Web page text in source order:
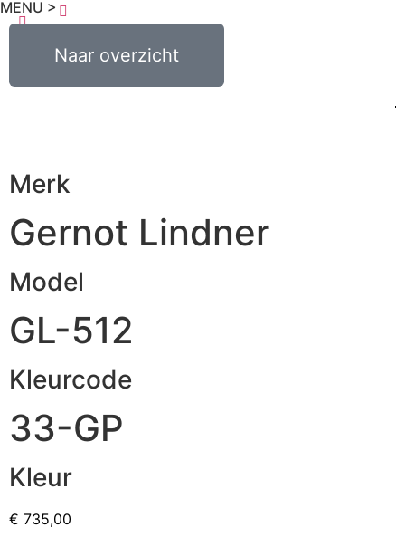
MENU >
Naar overzicht
0,00 0
Merk
Gernot Lindner
Model
GL-512
Kleurcode
33-GP
Kleur
€ 735,00